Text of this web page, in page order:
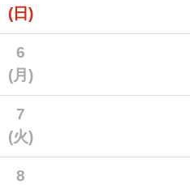
(日)
6
(月)
7
(火)
8